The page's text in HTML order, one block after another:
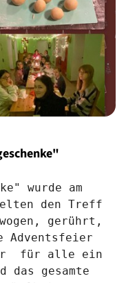
den Treff
gerührt,
Adventsfeier
für alle ein
das gesamte